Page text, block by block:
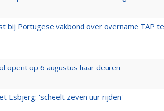
bij Portugese vakbond over overname TAP te
opent op 6 augustus haar deuren
Esbjerg: 'scheelt zeven uur rijden'